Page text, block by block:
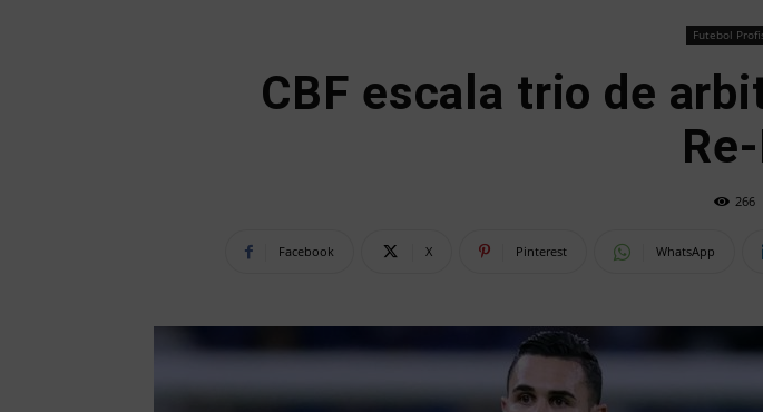
Futebol
CBF escala trio de
266
Facebook X Pinterest WhatsApp